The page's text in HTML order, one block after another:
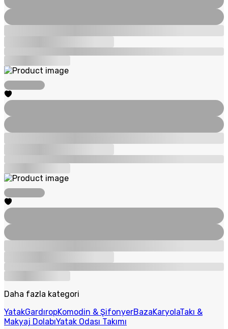
Daha fazla kategori
YatakGardıropKomodin & ŞifonyerBazaKaryolaTakı &
Makyaj DolabıYatak Odası Takımı